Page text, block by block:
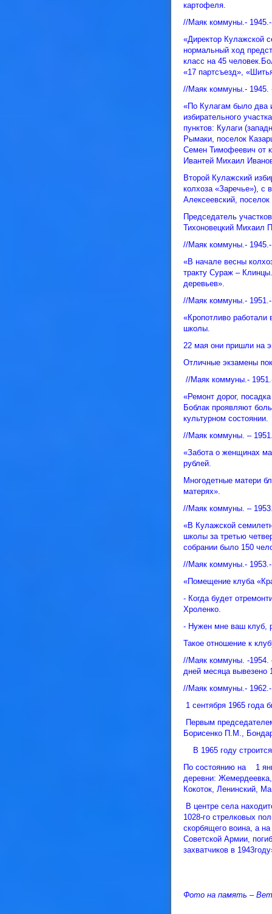
картофеля.
//Маяк коммуны.-
«Директор Кулажской
нормальный ход
класс на 45
«17 партсъезд»,
//Маяк коммуны.- 1945.
«По Кулагам было два
избирательного
пунктов: Кулаги
Рымаки, поселок
Семен Тимофеевич от
Ивантей Михаил
Второй Кулажский
колхоза «Заречье»), с
Алексеевский,
Председатель
Тихоновецкий Михаил
//Маяк коммуны.-
«В начале весны
тракту Сураж –
деревьев».
//Маяк коммуны.-
«Кропотливо работали
школы.
22 мая они пришли на
Отличные экзамены
//Маяк коммуны.-
«Ремонт дорог,
Боблак проявляют
культурном состоянии.
//Маяк коммуны. –
«Забота о женщинах
рублей.
Многодетные матери
матерях».
//Маяк коммуны. –
«В Кулажской
школы за третью
собрании было 150
//Маяк коммуны.-
«Помещение клуба
- Когда будет
Хроленко.
- Нужен мне ваш клуб,
Такое отношение к
//Маяк коммуны. -1954.
дней месяца вывезено
//Маяк коммуны.-
1 сентября 1965 года
Первым
Борисенко П.М.,
В 1965 году
По состоянию на 1
деревни:
Кокоток, Ленинский,
В центре села
1028-го стрелковых
скорбящего воина, а
Советской Армии,
захватчиков в
Фото на память –